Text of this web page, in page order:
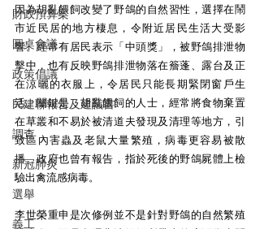
財政預算案
圓桌會議
政策倡議
民建聯報告及建議書
調查
新冠肺炎
選舉
義工
因為胡亂餵飼改變了野鴿的自然習性，選擇在鬧
市近民居的地方棲息，令附近居民生活大受影
響。經常有居民表示「中頭獎」，被野鴿排泄物
擊中，也有反映野鴿排泄物落在簷蓬、露台及正
在涼曬的衣服上，令居民只能長期緊閉窗戶生
活。關鍵是，胡亂餵飼的人士，經常將食物棄置
在草叢和不易於被清道夫發現及清理等地方，引
致區內害蟲及老鼠大量繁殖，病毒更容易被散
播。政府也曾有報告，指於死後的野鴿屍體上檢
驗出禽流感病毒。
李世榮重申是次修例並不是針對野鴿的自然繁殖